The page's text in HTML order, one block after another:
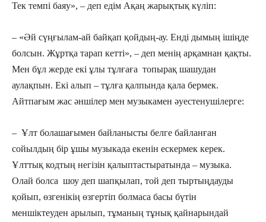
Тек темпі баяу», – деп едім Ақаң жарықтық күліп:
– «Әй сүңғылам-ай байқап қойдың-ау. Енді дымың ішіңде
болсын. Жұртқа тарап кетті», – деп менің арқамнан қақты.
Мен бұл жерде екі ұлы тұлғаға топырақ шашудан
аулақпын. Екі алып – тұлға қалпында қала бермек.
Айтпағым жас әншілер мен музыкамен әуестенушілерге:
– Ұлт болашағымен байланысты белге байланған
сойылдың бір ұшы музыкада екенін ескермек керек.
Ұлттық кодтың негізін қалыптастыратында – музыка.
Олай болса шоу деп шапқылап, той деп тыртыңдауды
қойып, өзгенікің өзгертіп болмаса басы бүтін
меншіктеуден арылып, тұманың тұнық қайнарындай